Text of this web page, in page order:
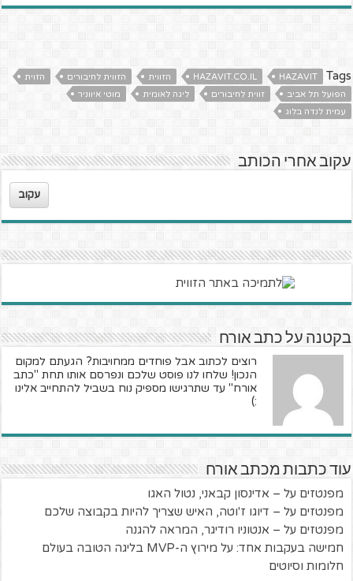
Tags
HAZAVIT
HAZAVIT.CO.IL הזווית הזווית לחיבורים
הזוית
הפועל תל אביב
זווית לחיבורים ליגה לאומית
מוטי איווניר
עמית לנדה בלוג
עקוב אחרי הכותב
עקוב
בקטנה על כתב אורח
רוצים לכתוב אבל פוחדים ממחויבות? הגעתם למקום
הנכון! שלחו לנו פוסט שלכם ונפרסם אותו תחת "כתב
אורח" עד שתרגישו מספיק נוח בשביל להתחייב אלינו
:)
עוד כתבות מכתב אורח
מפנטזים על – אדינסון קבאני, נטול האגו
מפנטזים על – דיוגו ז'וטה, האיש שצריך להיות בקבוצה שלכם
מפנטזים על – אנטוניו רודיגר, המראה להגנה
חמישה בעקבות אחד: על מירוץ ה-MVP בליגה הטובה בעולם
חלומות וסיוטים